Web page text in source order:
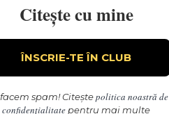
Citește cu mine
spam! Citeștepolitica noastră de
confidențialitate pentru mai multe